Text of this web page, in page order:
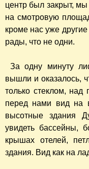
центр был закрыт,
на смотровую
кроме нас уже
рады, что не одни.
За одну минуту
вышли и оказалось,
только стеклом, над
перед нами вид на
высотные здания
увидеть бассейны,
крышах отелей,
здания. Вид как на